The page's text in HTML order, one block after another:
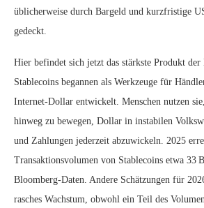
üblicherweise durch Bargeld und kurzfristige
gedeckt.
Hier befindet sich jetzt das stärkste Produkt der
Stablecoins begannen als Werkzeuge für
Internet‑Dollar entwickelt. Menschen nutzen
hinweg zu bewegen, Dollar in instabilen
und Zahlungen jederzeit abzuwickeln. 2025
Transaktionsvolumen von Stablecoins etwa 33
Bloomberg‑Daten. Andere Schätzungen für
rasches Wachstum, obwohl ein Teil des